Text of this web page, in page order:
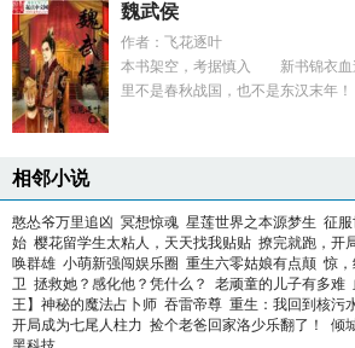
魏武侯
作者：飞花逐叶
本书架空，考据慎入 新书锦衣
里不是春秋战国，也不是东汉末
相邻小说
憨怂爷万里追凶 冥想惊魂 星莲世界之本源梦生 征
始 樱花留学生太粘人，天天找我贴贴 撩完就跑，开
唤群雄 小萌新强闯娱乐圈 重生六零姑娘有点颠 惊
卫 拯救她？感化他？凭什么？ 老顽童的儿子有多难
王】神秘的魔法占卜师 吞雷帝尊 重生：我回到核污
开局成为七尾人柱力 捡个老爸回家洛少乐翻了！ 倾